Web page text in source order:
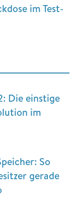
im Test-
Die einstige
im
So
gerade